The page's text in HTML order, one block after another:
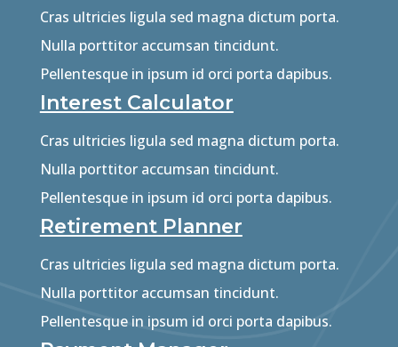
Cras ultricies ligula sed magna dictum porta.
Nulla porttitor accumsan tincidunt.
Pellentesque in ipsum id orci porta dapibus.
Interest Calculator
Cras ultricies ligula sed magna dictum porta.
Nulla porttitor accumsan tincidunt.
Pellentesque in ipsum id orci porta dapibus.
Retirement Planner
Cras ultricies ligula sed magna dictum porta.
Nulla porttitor accumsan tincidunt.
Pellentesque in ipsum id orci porta dapibus.